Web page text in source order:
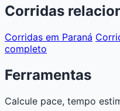
Corridas
Corridas em Paraná
completo
Ferramentas
Calcule pace, tempo